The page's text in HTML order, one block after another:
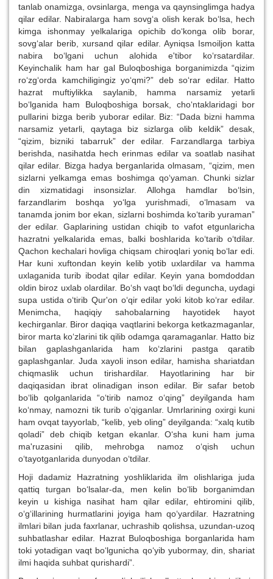
tanlab onamizga, ovsinlarga, menga va qaynsinglimga hadya
qilar edilar. Nabiralarga ham sovg‘a olish kerak bo‘lsa, hech
kimga ishonmay yelkalariga opichib do‘konga olib borar,
sovg‘alar berib, xursand qilar edilar. Ayniqsa Ismoiljon katta
nabira bo‘lgani uchun alohida e'tibor ko‘rsatardilar.
Keyinchalik ham har gal Buloqboshiga borganimizda “qizim
ro‘zg‘orda kamchiligingiz yo‘qmi?” deb so‘rar edilar. Hatto
hazrat muftiylikka saylanib, hamma narsamiz yetarli
bo‘lganida ham Buloqboshiga borsak, cho‘ntaklaridagi bor
pullarini bizga berib yuborar edilar. Biz: “Dada bizni hamma
narsamiz yetarli, qaytaga biz sizlarga olib keldik” desak,
“qizim, bizniki tabarruk” der edilar. Farzandlarga tarbiya
berishda, nasihatda hech erinmas edilar va soatlab nasihat
qilar edilar. Bizga hadya berganlarida olmasam, “qizim, men
sizlarni yelkamga emas boshimga qo‘yaman. Chunki sizlar
din xizmatidagi insonsizlar. Allohga hamdlar bo‘lsin,
farzandlarim boshqa yo‘lga yurishmadi, o‘lmasam va
tanamda jonim bor ekan, sizlarni boshimda ko‘tarib yuraman”
der edilar. Gaplarining ustidan chiqib to vafot etgunlaricha
hazratni yelkalarida emas, balki boshlarida ko‘tarib o‘tdilar.
Qachon kechalari hovliga chiqsam chiroqlari yoniq bo‘lar edi.
Har kuni xuftondan keyin kelib yotib uxlardilar va hamma
uxlaganida turib ibodat qilar edilar. Keyin yana bomdoddan
oldin biroz uxlab olardilar. Bo‘sh vaqt bo‘ldi deguncha, uydagi
supa ustida o‘tirib Qur'on o‘qir edilar yoki kitob ko‘rar edilar.
Menimcha, haqiqiy sahobalarning hayotidek hayot
kechirganlar. Biror daqiqa vaqtlarini bekorga ketkazmaganlar,
biror marta ko‘zlarini tik qilib odamga qaramaganlar. Hatto biz
bilan gaplashganlarida ham ko‘zlarini pastga qaratib
gaplashganlar. Juda xayoli inson edilar, hamisha shariatdan
chiqmaslik uchun tirishardilar. Hayotlarining har bir
daqiqasidan ibrat olinadigan inson edilar. Bir safar betob
bo‘lib qolganlarida “o‘tirib namoz o‘qing” deyilganda ham
ko‘nmay, namozni tik turib o‘qiganlar. Umrlarining oxirgi kuni
ham ovqat tayyorlab, “kelib, yeb oling” deyilganda: “xalq kutib
qoladi” deb chiqib ketgan ekanlar. O‘sha kuni ham juma
ma'ruzasini qilib, mehrobga namoz o‘qish uchun
o‘tayotganlarida dunyodan o‘tdilar.
Hoji dadamiz Hazratning yoshliklarida ilm olishlariga juda
qattiq turgan bo‘lsalar-da, men kelin bo‘lib borganimdan
keyin u kishiga nasihat ham qilar edilar, ehtiromini qilib,
o‘g‘illarining hurmatlarini joyiga ham qo‘yardilar. Hazratning
ilmlari bilan juda faxrlanar, uchrashib qolishsa, uzundan-uzoq
suhbatlashar edilar. Hazrat Buloqboshiga borganlarida ham
toki yotadigan vaqt bo‘lgunicha qo‘yib yubormay, din, shariat
ilmi haqida suhbat qurishardi”.